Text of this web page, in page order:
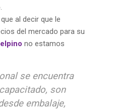
al decir que le
del mercado para su
no estamos
se encuentra
son
embalaje,